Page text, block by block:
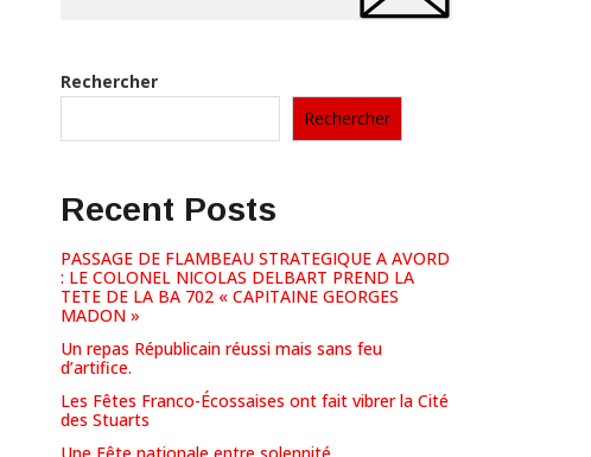
Rechercher
Rechercher
Recent Posts
PASSAGE DE FLAMBEAU STRATEGIQUE A AVORD
: LE COLONEL NICOLAS DELBART PREND LA
TETE DE LA BA 702 « CAPITAINE GEORGES
MADON »
Un repas Républicain réussi mais sans feu
d’artifice.
Les Fêtes Franco-Écossaises ont fait vibrer la Cité
des Stuarts